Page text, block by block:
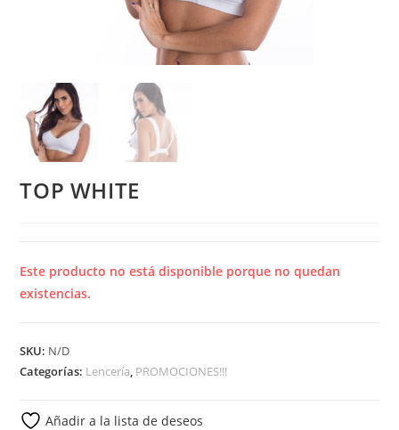
TOP WHITE
Este producto no está disponible porque no quedan
existencias.
SKU: N/D
Categorías: Lencería, PROMOCIONES!!!
Añadir a la lista de deseos